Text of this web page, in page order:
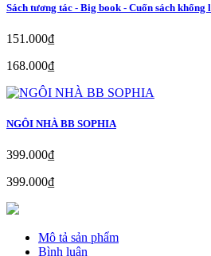
Sách tương tác - Big book - Cuốn sách
151.000₫
168.000₫
NGÔI NHÀ BB SOPHIA
399.000₫
399.000₫
Mô tả sản phẩm
Bình luận